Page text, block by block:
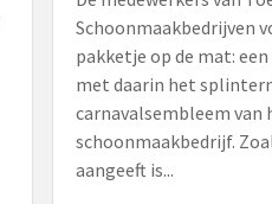
Schoonmaakbedrijven
pakketje op de mat:
met daarin het
carnavalsembleem van
schoonmaakbedrijf.
aangeeft is...